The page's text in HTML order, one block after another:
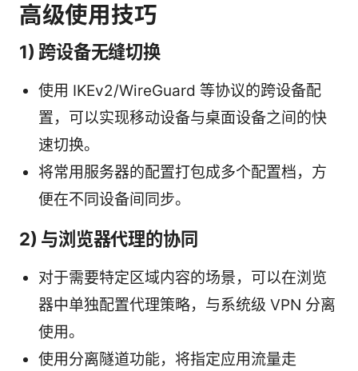
高级使用技巧
1) 跨设备无缝切换
使用 IKEv2/WireGuard 等协议的跨设备配
置，可以实现移动设备与桌面设备之间的快
速切换。
将常用服务器的配置打包成多个配置档，方
便在不同设备间同步。
2) 与浏览器代理的协同
对于需要特定区域内容的场景，可以在浏览
器中单独配置代理策略，与系统级 VPN 分离
使用。
使用分离隧道功能，将指定应用流量走